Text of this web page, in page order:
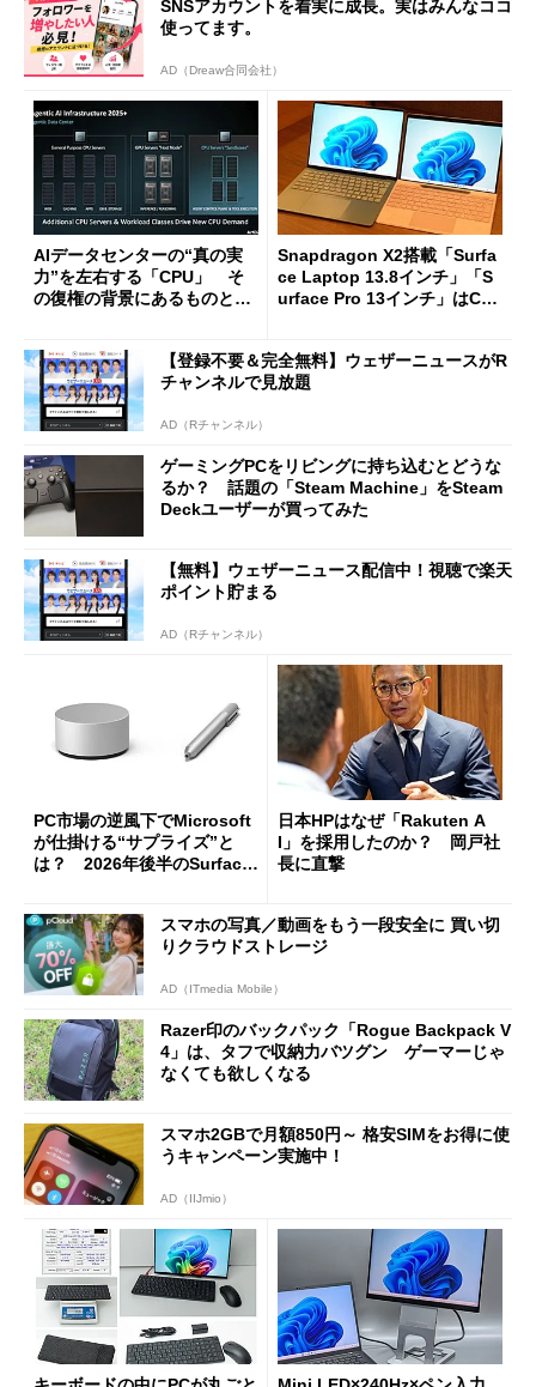
SNSアカウントを着実に成長。実はみんなココ
使ってます。
AD（Dreaw合同会社）
AIデータセンターの“真の実
力”を左右する「CPU」 そ
の復権の背景にあるものと
Snapdragon X2搭載「Surfa
ce Laptop 13.8インチ」「S
urface Pro 13インチ」はCop
た
【登録不要＆完全無料】ウェザーニュースがR
チャンネルで見放題
AD（Rチャンネル）
ゲーミングPCをリビングに持ち込むとどうな
るか？ 話題の「Steam Machine」をSteam
Deckユーザーが買ってみた
【無料】ウェザーニュース配信中！視聴で楽天
ポイント貯まる
AD（Rチャンネル）
PC市場の逆風下でMicrosoft
が仕掛ける“サプライズ”と
は？ 2026年後半のSurface
日本HPはなぜ「Rakuten A
I」を採用したのか？ 岡戸社
長に直撃
スマホの写真／動画をもう一段安全に 買い切
りクラウドストレージ
AD（ITmedia Mobile）
Razer印のバックパック「Rogue Backpack V
4」は、タフで収納力バツグン ゲーマーじゃ
なくても欲しくなる
スマホ2GBで月額850円～ 格安SIMをお得に使
うキャンペーン実施中！
AD（IIJmio）